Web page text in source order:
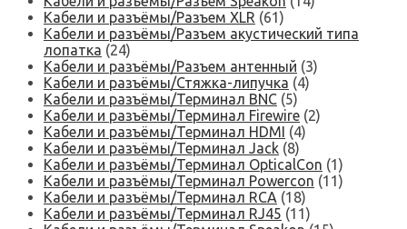
Кабели и разъёмы/Разъем XLR (61)
Кабели и разъёмы/Разъем акустический типа
лопатка (24)
Кабели и разъёмы/Разъем антенный (3)
Кабели и разъёмы/Стяжка-липучка (4)
Кабели и разъёмы/Терминал BNC (5)
Кабели и разъёмы/Терминал Firewire (2)
Кабели и разъёмы/Терминал HDMI (4)
Кабели и разъёмы/Терминал Jack (8)
Кабели и разъёмы/Терминал OpticalCon (1)
Кабели и разъёмы/Терминал Powercon (11)
Кабели и разъёмы/Терминал RCA (18)
Кабели и разъёмы/Терминал RJ45 (11)